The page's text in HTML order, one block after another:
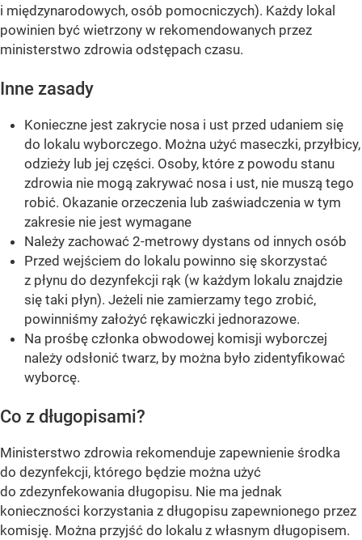
i międzynarodowych, osób pomocniczych). Każdy lokal
powinien być wietrzony w rekomendowanych przez
ministerstwo zdrowia odstępach czasu.
Inne zasady
Konieczne jest zakrycie nosa i ust przed udaniem się
do lokalu wyborczego. Można użyć maseczki, przyłbicy,
odzieży lub jej części. Osoby, które z powodu stanu
zdrowia nie mogą zakrywać nosa i ust, nie muszą tego
robić. Okazanie orzeczenia lub zaświadczenia w tym
zakresie nie jest wymagane
Należy zachować 2-metrowy dystans od innych osób
Przed wejściem do lokalu powinno się skorzystać
z płynu do dezynfekcji rąk (w każdym lokalu znajdzie
się taki płyn). Jeżeli nie zamierzamy tego zrobić,
powinniśmy założyć rękawiczki jednorazowe.
Na prośbę członka obwodowej komisji wyborczej
należy odsłonić twarz, by można było zidentyfikować
wyborcę.
Co z długopisami?
Ministerstwo zdrowia rekomenduje zapewnienie środka
do dezynfekcji, którego będzie można użyć
do zdezynfekowania długopisu. Nie ma jednak
konieczności korzystania z długopisu zapewnionego przez
komisję. Można przyjść do lokalu z własnym długopisem.